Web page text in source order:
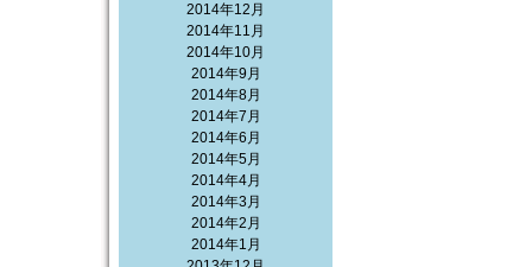
2014年12月
2014年11月
2014年10月
2014年9月
2014年8月
2014年7月
2014年6月
2014年5月
2014年4月
2014年3月
2014年2月
2014年1月